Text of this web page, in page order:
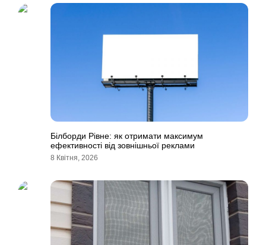
Білборди Рівне: як отримати максимум
ефективності від зовнішньої реклами
8 Квітня, 2026